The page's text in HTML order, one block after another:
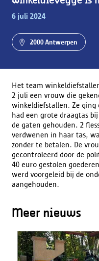
6 juli 2024
2000 Antwerpen
Het team
2 juli een vrouw die
winkeldiefstallen. Ze ging
had een grote draagtas
de gaten gehouden. 2
verdwenen in haar tas,
zonder te betalen. De
gecontroleerd door de
40 euro gestolen
werd voorgeleid bij de
aangehouden.
Meer nieuws